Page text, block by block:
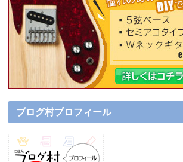
ブログ村プロフィール